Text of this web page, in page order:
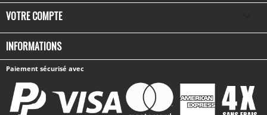
VOTRE COMPTE
INFORMATIONS
Paiement sécurisé avec